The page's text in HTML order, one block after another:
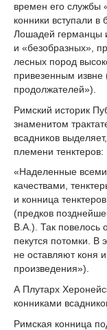
времен его службы
конники вступали в
Лошадей германцы
и «безобразных»,
лесных пород
привезенным
продолжателей»).
Римский историк
знаменитом
всадников
племени тенктеров:
«Наделенные
качествами,
и конница
(предков
В.А.). Так повелось
пекутся потомки. В
не оставляют коня
произведения»).
А Плутарх
конниками
Римская конница